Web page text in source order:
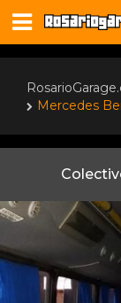
Mercedes